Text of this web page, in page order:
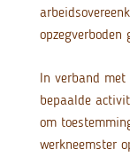
opzegverboden
In verband
bepaalde
om
werkneemster